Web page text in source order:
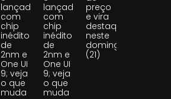
lançado
com
chip
inédito
de
2nm e
One UI
9; veja
o que
muda
lançado
com
chip
inédito
de
2nm e
One UI
9; veja
o que
muda
preço
e vira
destaque
neste
domingo
(21)